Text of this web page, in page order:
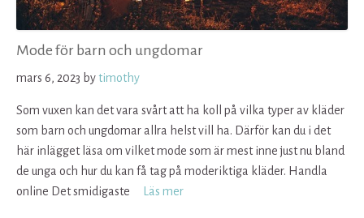
Mode för barn och ungdomar
mars 6, 2023 bytimothy
Som vuxen kan det vara svårt att ha koll på vilka typer av kläder
som barn och ungdomar allra helst vill ha. Därför kan du i det
här inlägget läsa om vilket mode som är mest inne just nu bland
de unga och hur du kan få tag på moderiktiga kläder. Handla
online Det smidigaste
Läs mer